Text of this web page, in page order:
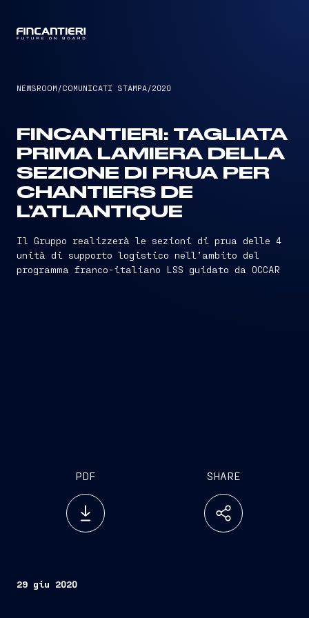
NEWSROOM /COMUNICATI STAMPA/2020
FINCANTIERI: TAGLIATA
PRIMA LAMIERA DELLA
SEZIONE DI PRUA PER
CHANTIERS DE
L’ATLANTIQUE
Il Gruppo realizzerà le sezioni di prua delle 4
unità di supporto logistico nell’ambito del
programma franco-italiano LSS guidato da OCCAR
PDF SHARE
29 giu 2020